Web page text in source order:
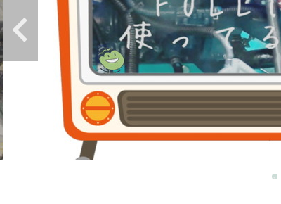
Instagramにて商品紹介して